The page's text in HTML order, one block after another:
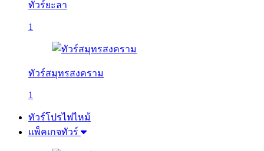
ทัวร์ยะลา
1
ทัวร์สมุทรสงคราม
1
ทัวร์โปรไฟไหม้
แพ็คเกจทัวร์